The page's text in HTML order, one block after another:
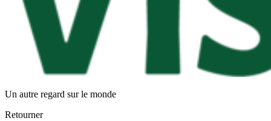
Un autre regard sur le monde
Retourner